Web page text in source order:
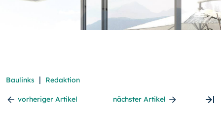
Baulinks | Redaktion
vorheriger Artikel nächster Artikel